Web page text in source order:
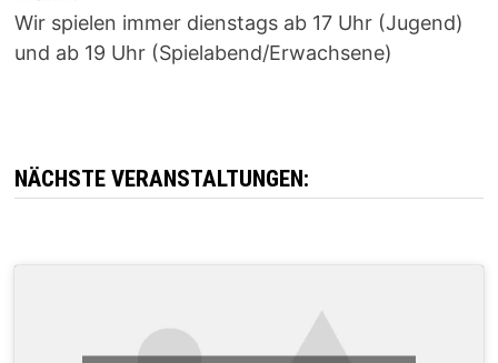
Wir spielen immer dienstags ab 17 Uhr (Jugend)
und ab 19 Uhr (Spielabend/Erwachsene)
NÄCHSTE VERANSTALTUNGEN: